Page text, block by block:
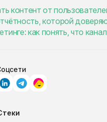
контент от
которой
как понять, что